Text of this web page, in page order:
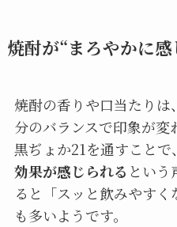
焼酎が“まろやかに
焼酎の香りや口当たり
分のバランスで印象が変
黒ぢょか21を通すことで、
効果が感じられる とい
ると「スッと飲みやす
も多いようです。